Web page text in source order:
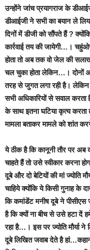
उन्होंने जांच प्रयागराज के
डीआईजी ने सभी का बयान ले
दिनों में डीजी को सौंपते हैं ?
कार्रवाई तय की जायेगी…।
होता तो अब तक वो जेल की
चल चुका होता लेकिन…। दोनों
तरह से जुगत लगा रही है। लेकिन
सभी अधिकारियों से सवाल करता
के साथ इतना घटिया कृत्य करता
मामला बताकर मामले को शांत
ये ठीक है कि कानूनी तौर पर अब
चाहते हैं तो उसे स्वीकार करना
दूबे और दो बेटियों की मां ज्योति
चाहिये क्योंकि ये किसी गुनाह के
कि कमांडेंट मनीष दूबे ने पीसीएस
है कि क्यों ना बीच से उसे हटा दें
रहा है…। इस पर ज्योति मौर्या
दूबे लिखित जवाब देते है